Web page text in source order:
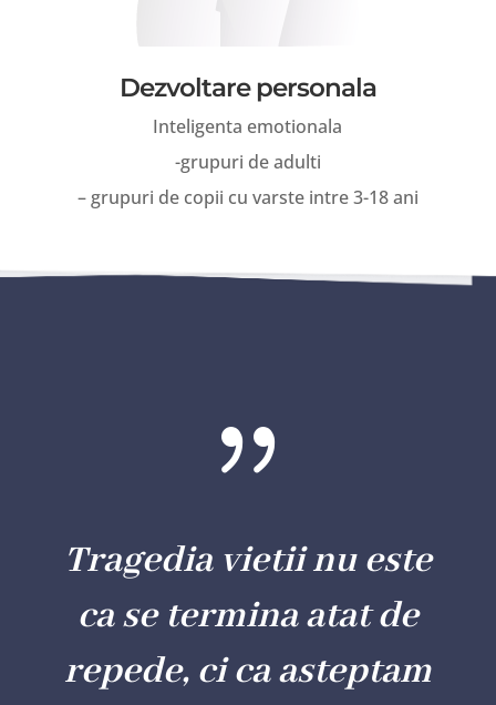
Dezvoltare personala
Inteligenta emotionala
-grupuri de adulti
– grupuri de copii cu varste intre 3-18 ani
{
Tragedia vietii nu este
ca se termina atat de
repede, ci ca asteptam